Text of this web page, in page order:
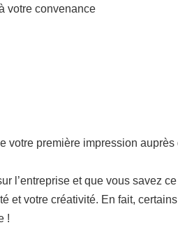
votre convenance
votre première impression auprès
l’entreprise et que vous savez
et votre créativité. En fait,
!